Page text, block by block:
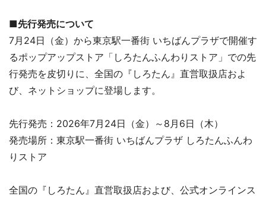
■先行発売について
7月24日（金）から東京駅一番街 いちばんプラザで開催す
るポップアップストア「しろたんふんわりストア」での先
行発売を皮切りに、全国の『しろたん』直営取扱店およ
び、ネットショップに登場します。
先行発売：2026年7月24日（金）～8月6日（木）
発売場所：東京駅一番街 いちばんプラザ しろたんふんわ
りストア
全国の『しろたん』直営取扱店および、公式オンラインス